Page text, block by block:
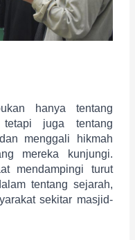
hanya tentang
juga tentang
menggali hikmah
mereka kunjungi.
mendampingi turut
tentang sejarah,
sekitar masjid-